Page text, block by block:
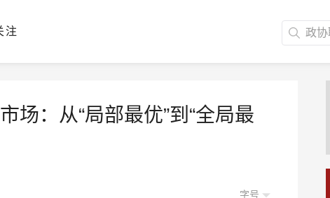
注
场：从“局部最优”到“全局最
字号